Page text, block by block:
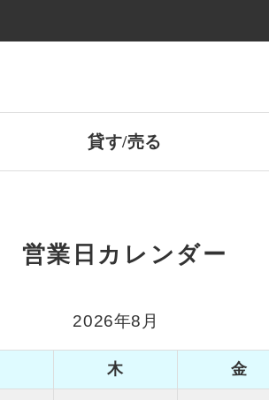
貸す/売る
営業日カレンダー
2026年8月
木 金